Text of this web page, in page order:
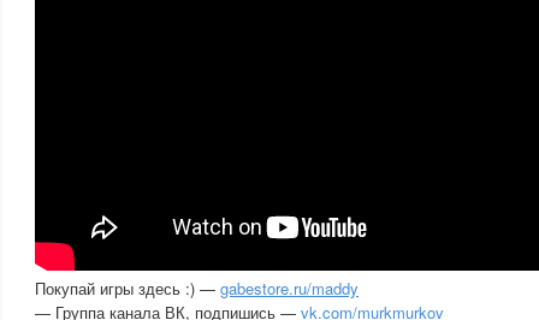
Покупай игры здесь :) — gabestore.ru/maddy
— Группа канала ВК, подпишись — vk.com/murkmurkov